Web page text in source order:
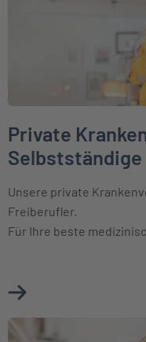
Private
Selbstständige
Unsere private
Freiberufler.
Für Ihre beste
Mehr über Private
Weiter zu Private